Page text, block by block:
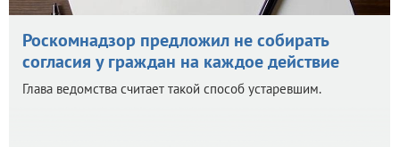
Роскомнадзор предложил не собирать
согласия у граждан на каждое действие
Глава ведомства считает такой способ устаревшим.